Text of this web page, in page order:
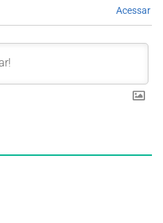
Acessar